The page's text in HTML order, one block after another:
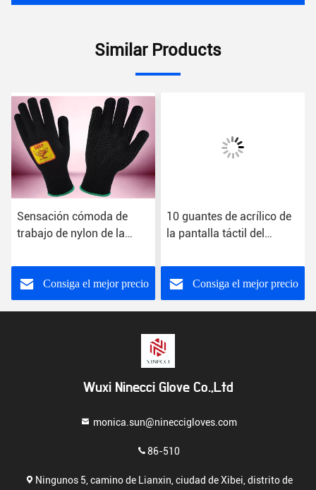
Similar Products
Sensación cómoda de
trabajo de nylon de la
las manos del 100% para
el refrigerador
Consiga el mejor precio
10 guantes de acrílico de
la pantalla táctil del
mano de la seguridad
longitud de los 22cm - de
los 27cm
Consiga el mejor precio
Wuxi Ninecci Glove Co.,Ltd
monica.sun@nineccigloves.com
86-510
Ningunos 5, camino de Lianxin, ciudad de Xibei, distrito de